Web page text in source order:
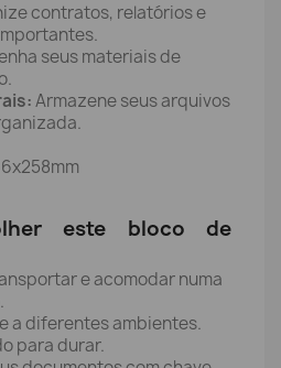
contratos, relatórios e
seus materiais de
Armazene seus arquivos
este bloco de
e acomodar numa
a diferentes ambientes.
para durar.